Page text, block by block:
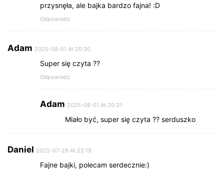
przysnęła, ale bajka bardzo fajna! :D
Odpowiedz
Adam 2025-08-01 At 20:30
Super się czyta ??
Odpowiedz
Adam 2025-08-01 At 20:31
Miało być, super się czyta ?? serduszko
Daniel 2025-07-28 At 22:19
Fajne bajki, polecam serdecznie:)